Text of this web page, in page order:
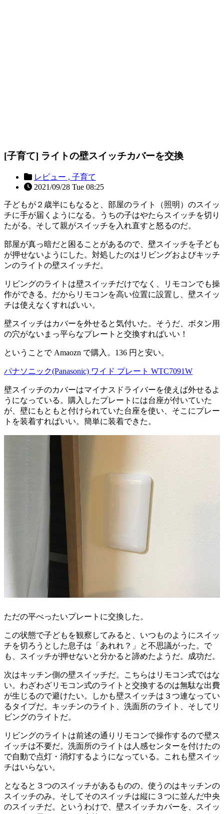
[子育て] ライトの壁スイッチカバーを交換
レビュー , 子育て
2021/09/28 Tue 08:25
子どもが２歳半にもなると、部屋のライト（照明）のスイッ
チに手が届くようになる。うちの子はやたらスイッチを切り
たがる。そして親がスイッチを入れ直すと怒るのだ。
部屋が真っ暗だと困ることがあるので、壁スイッチを子ども
が押せないようにした。対処したのはリビングおよびキッチ
ンのライトの壁スイッチだ。
リビングのライトは壁スイッチだけでなく、リモコンでも操
作ができる。だからリモコンを高い位置に設置し、壁スイッ
チは使えなくすればいい。
壁スイッチはカバーを外せると気付いた。そうだ、ボタン用
の穴がないまっ平らなプレートと交換すればいい！
ということで Amaozn で購入。136 円と安い。
パナソニック(Panasonic) ワイド プレート WTC7091W
壁スイッチのカバーはマイナスドライバーを使えば外せるよ
うになっている。購入したプレートには台座が付いていた
が、壁にもともと付けられていた台座を使い、そこにプレー
トを装着すればいい。簡単に装着できた。
ただの平べったいプレートに交換した。
この状態で子どもを観察してみると、いつものようにスイッ
チを切ろうとした息子は「あれれ？」と不思議がった。で
も、スイッチが押せないと分かると諦めたようだ。成功だ。
次はキッチン側の壁スイッチだ。こちらはリモコン式ではな
い。わざわざリモコン式のライトと交換するのは無駄な出費
が生じるので避けたい。しかも壁スイッチは３つ連なってい
るタイプだ。キッチンのライト、洗面所のライト、そしてリ
ビングのライトだ。
リビングのライトは前述の通りリモコンで操作するので壁ス
イッチは不要だ。洗面所のライトは人感センターを付けたの
で自動で点灯・消灯するようになっている。これも壁スイッ
チはいらない。
となると３つのスイッチがあるものの、使うのはキッチンの
スイッチのみ。そしてそのスイッチは縦に３つに並んだ中央
のスイッチだ。というわけで、壁スイッチカバーを、スイッ